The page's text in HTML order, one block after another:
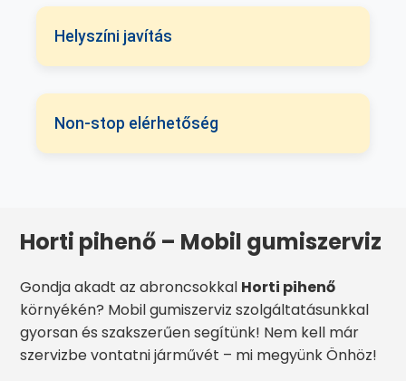
Helyszíni javítás
Non-stop elérhetőség
Horti pihenő – Mobil gumiszerviz
Gondja akadt az abroncsokkal Horti pihenő
környékén? Mobil gumiszerviz szolgáltatásunkkal
gyorsan és szakszerűen segítünk! Nem kell már
szervizbe vontatni járművét – mi megyünk Önhöz!